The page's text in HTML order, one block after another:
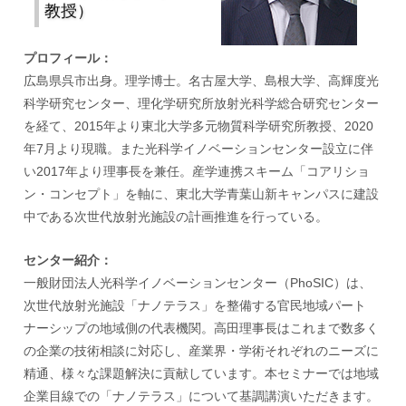
教授）
プロフィール：
広島県呉市出身。理学博士。名古屋大学、島根大学、高輝度光
科学研究センター、理化学研究所放射光科学総合研究センター
を経て、2015年より東北大学多元物質科学研究所教授、2020
年7月より現職。また光科学イノベーションセンター設立に伴
い2017年より理事長を兼任。産学連携スキーム「コアリショ
ン・コンセプト」を軸に、東北大学青葉山新キャンパスに建設
中である次世代放射光施設の計画推進を行っている。
センター紹介：
一般財団法人光科学イノベーションセンター（PhoSIC）は、
次世代放射光施設「ナノテラス」を整備する官民地域パート
ナーシップの地域側の代表機関。高田理事長はこれまで数多く
の企業の技術相談に対応し、産業界・学術それぞれのニーズに
精通、様々な課題解決に貢献しています。本セミナーでは地域
企業目線での「ナノテラス」について基調講演いただきます。